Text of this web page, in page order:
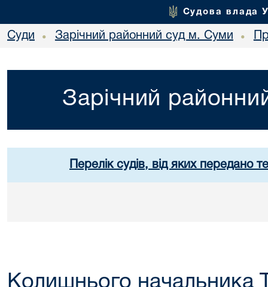
Судова влада
Суди • Зарічний районний суд м. Суми •
Зарічний
Перелік судів, від яких передано
Колишнього начальника